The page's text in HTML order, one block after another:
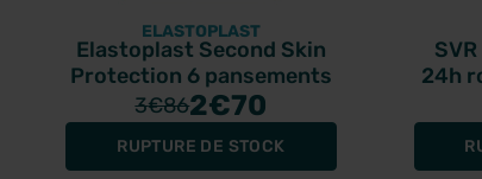
ELASTOPLAST
Elastoplast Second Skin
Protection 6 pansements
3€862€70
RUPTURE DE STOCK
24h